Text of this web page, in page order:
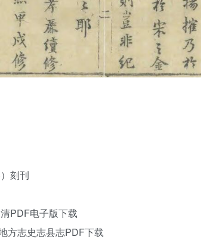
刻刊
PDF电子版下载
方志史志县志PDF下载